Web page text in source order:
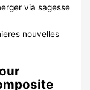
via sagesse
nouvelles